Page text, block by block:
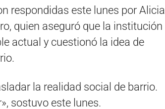
respondidas este lunes por Alicia
quien aseguró que la institución
actual y cuestionó la idea de
la realidad social de barrio.
sostuvo este lunes.